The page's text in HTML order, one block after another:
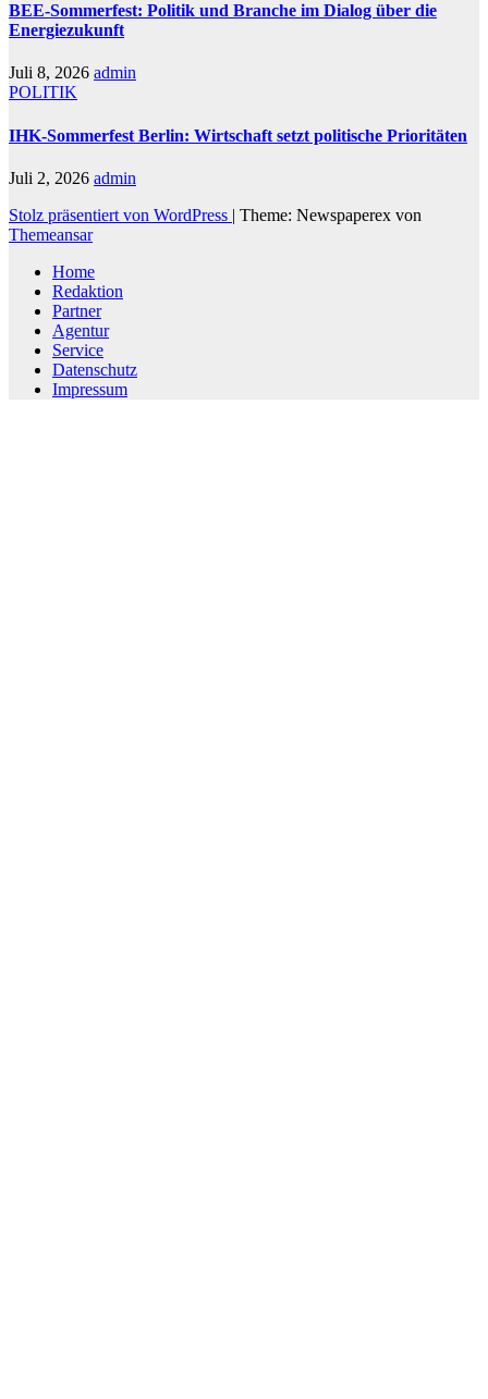
BEE-Sommerfest: Politik und Branche im Dialog über die
Energiezukunft
Juli 8, 2026 admin
POLITIK
IHK-Sommerfest Berlin: Wirtschaft setzt politische Prioritäten
Juli 2, 2026 admin
Stolz präsentiert von WordPress | Theme: Newspaperex von
Themeansar
Home
Redaktion
Partner
Agentur
Service
Datenschutz
Impressum